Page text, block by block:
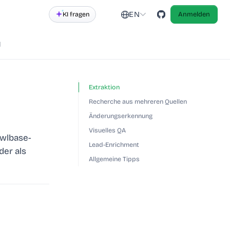
KI fragen EN Anmelden
als
Extraktion
Recherche aus mehreren Quellen
Änderungserkennung
Visuelles QA
Lead-Enrichment
Allgemeine Tipps